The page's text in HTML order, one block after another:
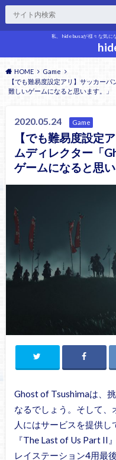
私、hidebusaが様々な気に
HOME
Game
【でも難易度設定アリ】サッカー
難しいゲームになると思います。」
2020.05.24 Game
【でも難易度設定
ムディレクター「
ゲームになると思い
Ghost of Tsushimaは、
なるでしょう。そして、
人にはサービスを提供し
『The Last of Us Part II
レイステーション4用最